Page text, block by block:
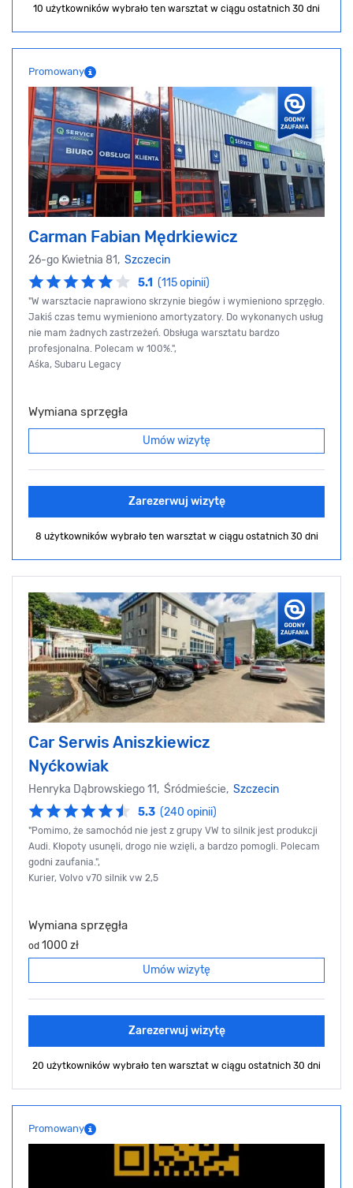
10 użytkowników wybrało ten warsztat w ciągu ostatnich 30 dni
Promowany
Carman Fabian Mędrkiewicz
26-go Kwietnia 81, Szczecin
5.1 (115 opinii)
"W warsztacie naprawiono skrzynie biegów i wymieniono sprzęgło.
Jakiś czas temu wymieniono amortyzatory. Do wykonanych usług
nie mam żadnych zastrzeżeń. Obsługa warsztatu bardzo
profesjonalna. Polecam w 100%.",
Aśka, Subaru Legacy
Wymiana sprzęgła
Umów wizytę
Zarezerwuj wizytę
8 użytkowników wybrało ten warsztat w ciągu ostatnich 30 dni
Car Serwis Aniszkiewicz
Nyćkowiak
Henryka Dąbrowskiego 11, Śródmieście, Szczecin
5.3 (240 opinii)
"Pomimo, że samochód nie jest z grupy VW to silnik jest produkcji
Audi. Kłopoty usunęli, drogo nie wzięli, a bardzo pomogli. Polecam
godni zaufania.",
Kurier, Volvo v70 silnik vw 2,5
Wymiana sprzęgła
od 1000 zł
Umów wizytę
Zarezerwuj wizytę
20 użytkowników wybrało ten warsztat w ciągu ostatnich 30 dni
Promowany